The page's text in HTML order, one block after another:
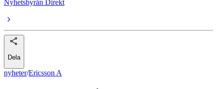
Nyhetsbyrån Direkt
Dela
nyheter/Ericsson A